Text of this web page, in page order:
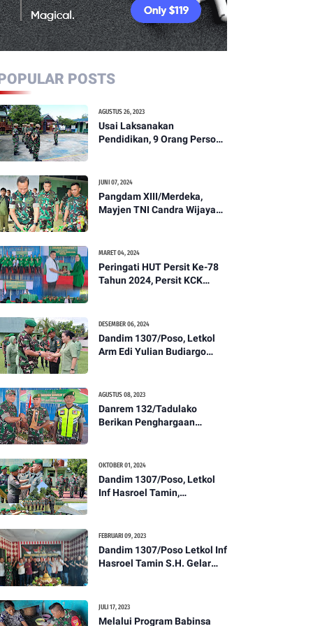
POSTS
AGUSTUS 26, 2023
Usai Laksanakan
Pendidikan, 9 Orang Personil
Ikuti Apel Pagi Dan
Pengecekan
JUNI 07, 2024
Pangdam XIII/Merdeka,
Mayjen TNI Candra Wijaya
MARET 04, 2024
Peringati HUT Persit Ke-78
Tahun 2024, Persit KCK
Kesehatan Tentang
Pencegahan DBD
DESEMBER 06, 2024
Dandim 1307/Poso, Letkol
Arm Edi Yulian Budiargo
1307/Poso
AGUSTUS 08, 2023
Danrem 132/Tadulako
Berikan Penghargaan
OKTOBER 01, 2024
Dandim 1307/Poso, Letkol
Inf Hasroel Tamin,
Kenaikan Pangkat Personel
Kodim 1307/Poso
FEBRUARI 09, 2023
Dandim 1307/Poso Letkol Inf
Hasroel Tamin S.H. Gelar
Tahun 2023
JULI 17, 2023
Melalui Program Babinsa